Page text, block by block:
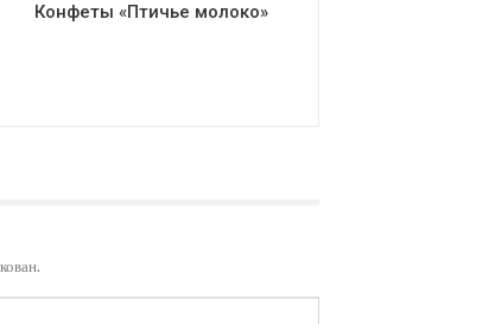
Конфеты «Птичье молоко»